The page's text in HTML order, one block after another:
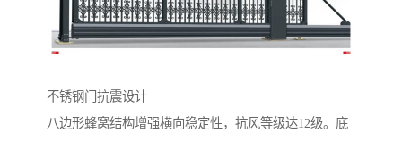
不锈钢门抗震设计‌
八边形蜂窝结构增强横向稳定性，抗风等级达12级。底